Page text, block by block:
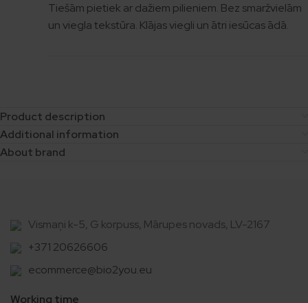
Tiešām pietiek ar dažiem pilieniem. Bez smaržvielām
un viegla tekstūra. Klājas viegli un ātri iesūcas ādā.
Product description
Additional information
About brand
Vismaņi k-5, G korpuss, Mārupes novads, LV-2167
+371 20626606
ecommerce@bio2you.eu
Working time